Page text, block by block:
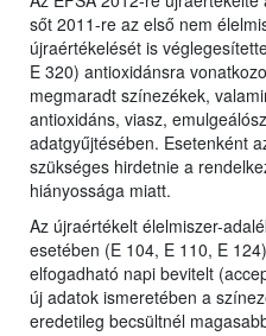
sőt 2011-re az első nem
újraértékelését is
E 320) antioxidánsra
megmaradt színezékek,
antioxidáns, viasz,
adatgyűjtésében. Esetenként
szükséges hirdetnie a
hiányossága miatt.
Az újraértékelt élelmiszer-
esetében (E 104, E 110, E
elfogadható napi bevitelt
új adatok ismeretében a
eredetileg becsültnél